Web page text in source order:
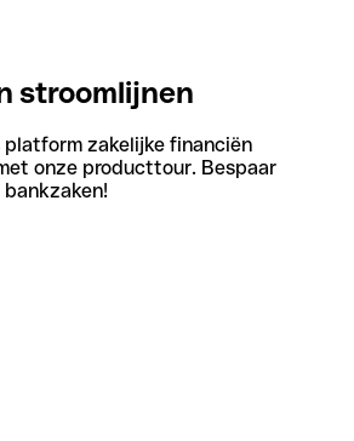
stroomlijnen
zakelijke financiën
onze producttour. Bespaar